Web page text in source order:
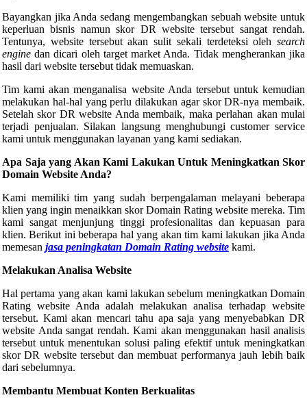
Bayangkan jika Anda sedang mengembangkan sebuah website untuk
keperluan bisnis namun skor DR website tersebut sangat rendah.
Tentunya, website tersebut akan sulit sekali terdeteksi oleh search
engine dan dicari oleh target market Anda. Tidak mengherankan jika
hasil dari website tersebut tidak memuaskan.
Tim kami akan menganalisa website Anda tersebut untuk kemudian
melakukan hal-hal yang perlu dilakukan agar skor DR-nya membaik.
Setelah skor DR website Anda membaik, maka perlahan akan mulai
terjadi penjualan. Silakan langsung menghubungi customer service
kami untuk menggunakan layanan yang kami sediakan.
Apa Saja yang Akan Kami Lakukan Untuk Meningkatkan Skor
Domain Website Anda?
Kami memiliki tim yang sudah berpengalaman melayani beberapa
klien yang ingin menaikkan skor Domain Rating website mereka. Tim
kami sangat menjunjung tinggi profesionalitas dan kepuasan para
klien. Berikut ini beberapa hal yang akan tim kami lakukan jika Anda
memesan jasa peningkatan Domain Rating website kami.
Melakukan Analisa Website
Hal pertama yang akan kami lakukan sebelum meningkatkan Domain
Rating website Anda adalah melakukan analisa terhadap website
tersebut. Kami akan mencari tahu apa saja yang menyebabkan DR
website Anda sangat rendah. Kami akan menggunakan hasil analisis
tersebut untuk menentukan solusi paling efektif untuk meningkatkan
skor DR website tersebut dan membuat performanya jauh lebih baik
dari sebelumnya.
Membantu Membuat Konten Berkualitas